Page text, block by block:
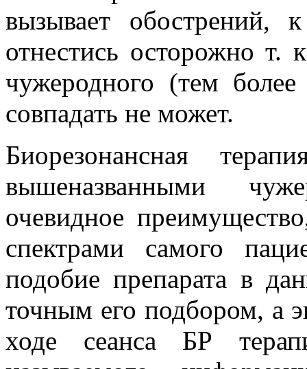
вызывает обострений,
отнестись осторожно т.
чужеродного (тем
совпадать не может.
Биорезонансная
вышеназванными
очевидное
спектрами самого
подобие препарата в
точным его подбором, а
ходе сеанса БР